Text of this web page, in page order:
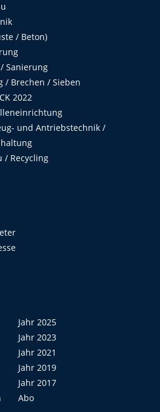
/ Beton)
Sanierung
/ Brechen / Sieben
2022
und Antriebstechnik /
/ Recycling
Jahr 2025
Jahr 2023
Jahr 2021
Jahr 2019
Jahr 2017
Abo